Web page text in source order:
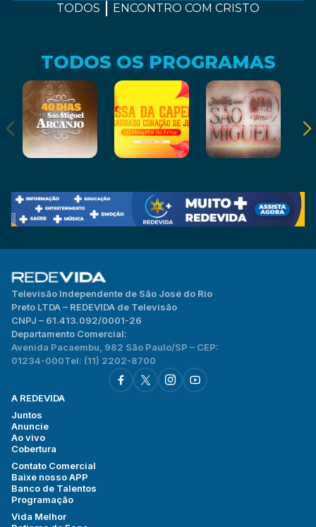
TODOS
ENCONTRO COM CRISTO
TODOS OS PROGRAMAS
Televisão Independente de São José do Rio
Preto LTDA – REDEVIDA de Televisão
CNPJ – 61.413.092/0001-26
Departamento Comercial:
Avenida Pacaembu, 982 São Paulo/SP – CEP:
01234-000Tel: (11) 2202-8700
A REDEVIDA
Juntos
Anuncie
Ao vivo
Cobertura
Contato Comercial
Baixe nosso APP
Banco de Talentos
Programação
Vida Melhor